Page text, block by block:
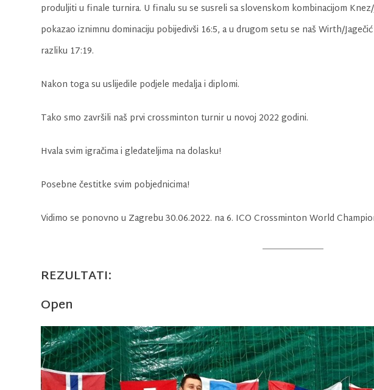
produljiti u finale turnira. U finalu su se susreli sa slovenskom kombinacijom
pokazao iznimnu dominaciju pobijedivši 16:5, a u drugom setu se naš Wirth/
razliku 17:19.
Nakon toga su uslijedile podjele medalja i diplomi.
Tako smo završili naš prvi crossminton turnir u novoj 2022 godini.
Hvala svim igračima i gledateljima na dolasku!
Posebne čestitke svim pobjednicima!
Vidimo se ponovno u Zagrebu 30.06.2022. na 6. ICO Crossminton World
REZULTATI:
Open